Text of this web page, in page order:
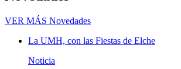
VER MÁS Novedades
La UMH, con las Fiestas de Elche
Noticia